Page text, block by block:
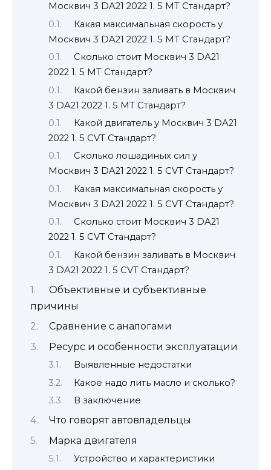
Москвич 3 DA21 2022 1. 5 MT Стандарт?
Какая максимальная скорость у
Москвич 3 DA21 2022 1. 5 MT Стандарт?
Сколько стоит Москвич 3 DA21
2022 1. 5 MT Стандарт?
Какой бензин заливать в Москвич
3 DA21 2022 1. 5 MT Стандарт?
Какой двигатель у Москвич 3 DA21
2022 1. 5 CVT Стандарт?
Сколько лошадиных сил у
Москвич 3 DA21 2022 1. 5 CVT Стандарт?
Какая максимальная скорость у
Москвич 3 DA21 2022 1. 5 CVT Стандарт?
Сколько стоит Москвич 3 DA21
2022 1. 5 CVT Стандарт?
Какой бензин заливать в Москвич
3 DA21 2022 1. 5 CVT Стандарт?
Объективные и субъективные
причины
Сравнение с аналогами
Ресурс и особенности эксплуатации
Выявленные недостатки
Какое надо лить масло и сколько?
В заключение
Что говорят автовладельцы
Марка двигателя
Устройство и характеристики